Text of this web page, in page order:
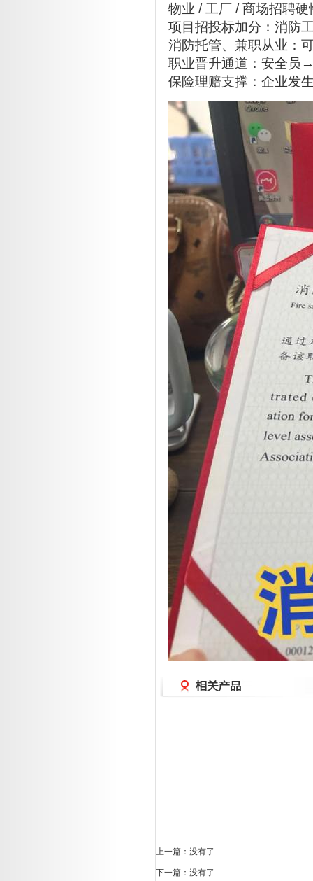
物业 / 工厂 / 商场招聘
项目招投标加分：消防
消防托管、兼职从业：
职业晋升通道：安全员
保险理赔支撑：企业发
上一篇：没有了
下一篇：没有了